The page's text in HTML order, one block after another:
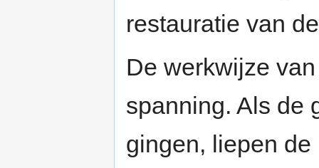
restauratie van
De werkwijze
spanning. Als de
gingen, liepen